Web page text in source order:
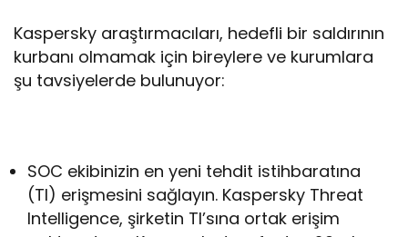
Kaspersky araştırmacıları, hedefli bir saldırının
kurbanı olmamak için bireylere ve kurumlara
şu tavsiyelerde bulunuyor:
SOC ekibinizin en yeni tehdit istihbaratına
(TI) erişmesini sağlayın. Kaspersky Threat
Intelligence, şirketin TI’sına ortak erişim